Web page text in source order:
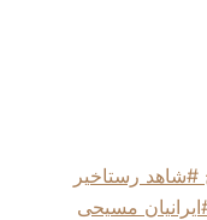
رستاخیر
مسیحی